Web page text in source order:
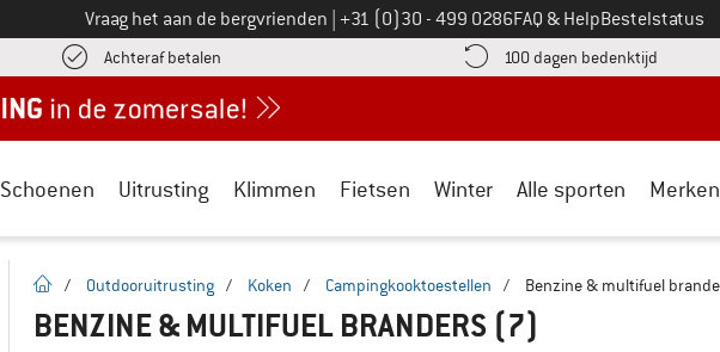
Vraag het aan de bergvrienden Bel ons op
+31 (0)30 - 499 0286FAQ & HelpBestelstatus
Achteraf betalen vind de betalingsinformatie hier! Opent in een infovak
100 dagen bedenktijd
Schoenen Uitrusting Klimmen Fietsen Winter Alle sporten Merken
Startpagina
/ Outdooruitrusting / Koken / Campingkooktoestellen / Benzine & multifuel
BENZINE & MULTIFUEL BRANDERS (7)